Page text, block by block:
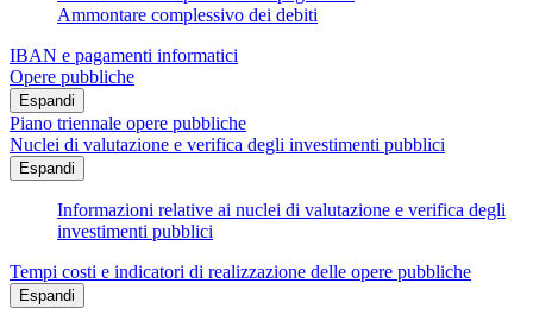
Ammontare complessivo dei debiti
IBAN e pagamenti informatici
Opere pubbliche
Espandi
Piano triennale opere pubbliche
Nuclei di valutazione e verifica degli investimenti pubblici
Espandi
Informazioni relative ai nuclei di valutazione e verifica degli
investimenti pubblici
Tempi costi e indicatori di realizzazione delle opere pubbliche
Espandi